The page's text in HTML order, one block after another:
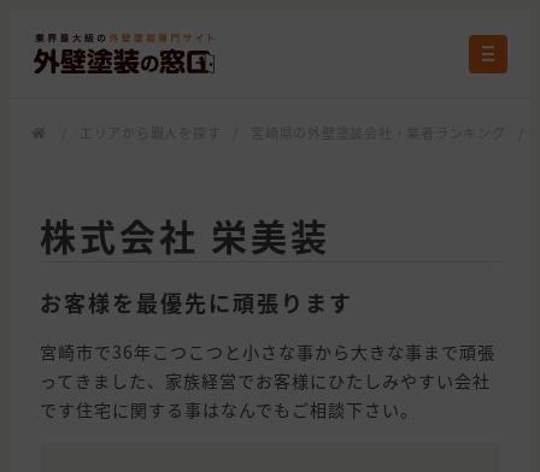
株式会社 栄美装
お客様を最優先に頑張ります
宮崎市で36年こつこつと小さな事から大きな事まで頑張
ってきました、家族経営でお客様にひたしみやすい会社
です住宅に関する事はなんでもご相談下さい。